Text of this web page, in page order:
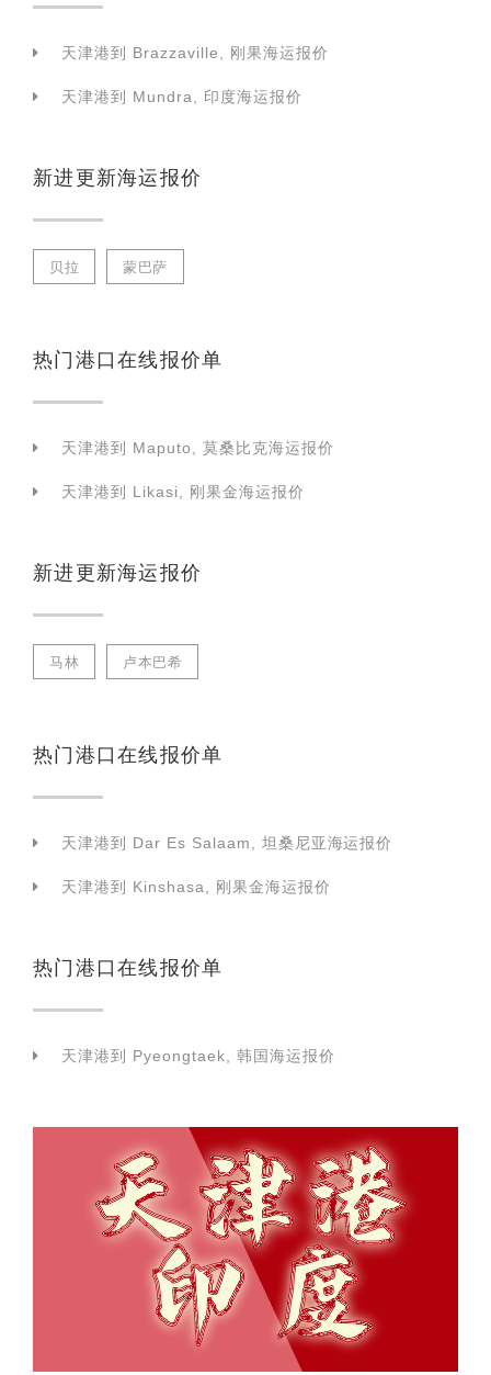
天津港到 Brazzaville, 刚果海运报价
天津港到 Mundra, 印度海运报价
新进更新海运报价
贝拉 蒙巴萨
热门港口在线报价单
天津港到 Maputo, 莫桑比克海运报价
天津港到 Likasi, 刚果金海运报价
新进更新海运报价
马林 卢本巴希
热门港口在线报价单
天津港到 Dar Es Salaam, 坦桑尼亚海运报价
天津港到 Kinshasa, 刚果金海运报价
热门港口在线报价单
天津港到 Pyeongtaek, 韩国海运报价